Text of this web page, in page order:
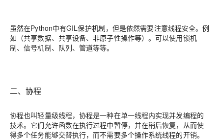
虽然在Python中有GIL保护机制，但是依然需要注意线程安全。例
如（共享数据、共享设备、非原子性操作等）。可以使用锁机
制、信号机制、队列、管道等等。
二、协程
协程也叫轻量级线程，协程是一种在单一线程内实现并发编程的
技术。它们允许函数在执行过程中暂停，并在稍后恢复，从而使
得多个任务能够交替执行，而不需要多个操作系统线程的开销。